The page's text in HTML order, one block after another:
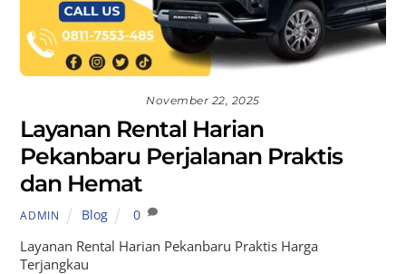
November 22, 2025
Layanan Rental Harian
Pekanbaru Perjalanan Praktis
dan Hemat
ADMIN Blog 0
Layanan Rental Harian Pekanbaru Praktis Harga
Terjangkau